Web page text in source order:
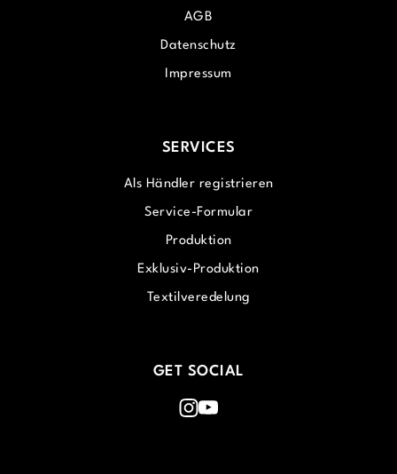
AGB
Datenschutz
Impressum
SERVICES
Als Händler registrieren
Service-Formular
Produktion
Exklusiv-Produktion
Textilveredelung
GET SOCIAL
Instagram
Youtube